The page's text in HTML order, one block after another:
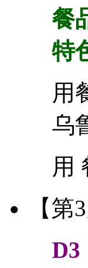
餐
特
用
乌
用
【第
D3